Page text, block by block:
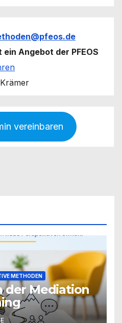
Angebot der PFEOS
vereinbaren
METHODEN
der Mediation